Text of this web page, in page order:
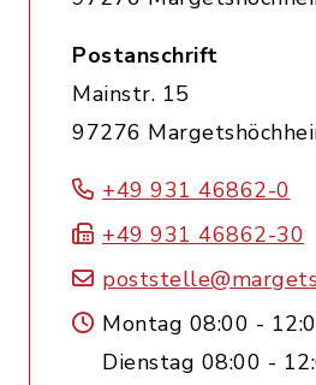
Postanschrift
Mainstr. 15
97276
+49 931 46862-0
+49 931 46862-30
Montag 08:00 -
Dienstag 08:00 -